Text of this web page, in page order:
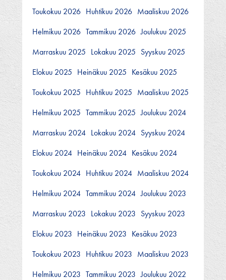
Toukokuu 2026 Huhtikuu 2026 Maaliskuu 2026
Helmikuu 2026 Tammikuu 2026 Joulukuu 2025
Marraskuu 2025 Lokakuu 2025 Syyskuu 2025
Elokuu 2025 Heinäkuu 2025 Kesäkuu 2025
Toukokuu 2025 Huhtikuu 2025 Maaliskuu 2025
Helmikuu 2025 Tammikuu 2025 Joulukuu 2024
Marraskuu 2024 Lokakuu 2024 Syyskuu 2024
Elokuu 2024 Heinäkuu 2024 Kesäkuu 2024
Toukokuu 2024 Huhtikuu 2024 Maaliskuu 2024
Helmikuu 2024 Tammikuu 2024 Joulukuu 2023
Marraskuu 2023 Lokakuu 2023 Syyskuu 2023
Elokuu 2023 Heinäkuu 2023 Kesäkuu 2023
Toukokuu 2023 Huhtikuu 2023 Maaliskuu 2023
Helmikuu 2023 Tammikuu 2023 Joulukuu 2022